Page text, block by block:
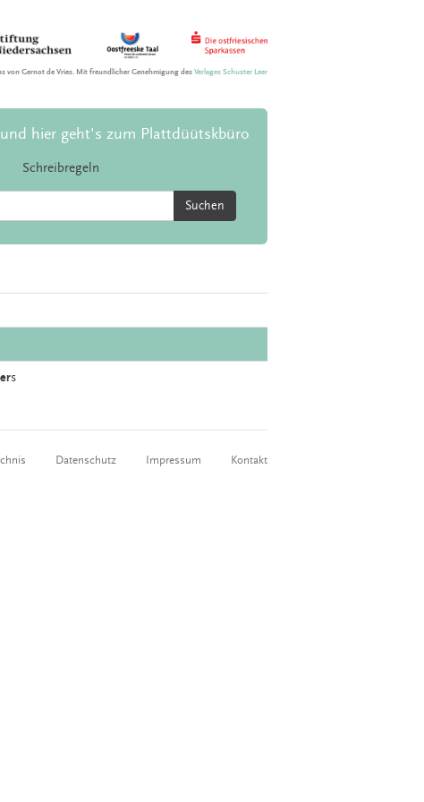
von Gernot de Vries. Mit freundlicher Genehmigung desVerlages Schuster Leer
hier geht's zum Plattdüütskbüro
Schreibregeln
Suchen
s
Datenschutz Impressum Kontakt